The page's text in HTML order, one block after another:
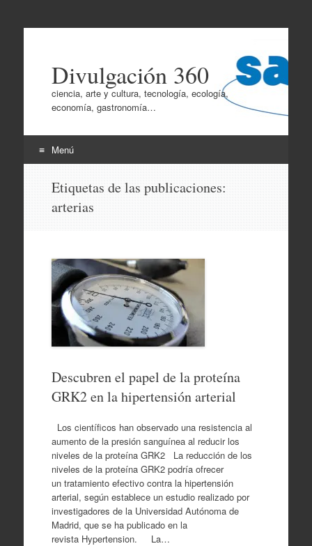
Divulgación 360
ciencia, arte y cultura, tecnología, ecología,
economía, gastronomía…
Menú
contenido
Etiquetas de las publicaciones:
arterias
Descubren el papel de la proteína
GRK2 en la hipertensión arterial
Los científicos han observado una resistencia al
aumento de la presión sanguínea al reducir los
niveles de la proteína GRK2 La reducción de los
niveles de la proteína GRK2 podría ofrecer
un tratamiento efectivo contra la hipertensión
arterial, según establece un estudio realizado por
investigadores de la Universidad Autónoma de
Madrid, que se ha publicado en la
revista Hypertension. La…